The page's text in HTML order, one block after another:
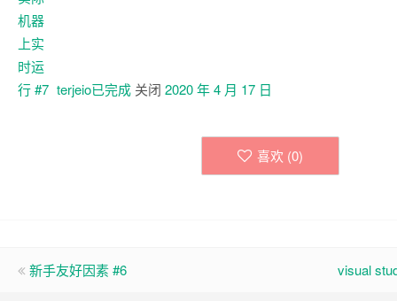
terjeio已完成 关闭 2020 年 4 月 17 日
喜欢 (0)
新手友好因素 #6 visual